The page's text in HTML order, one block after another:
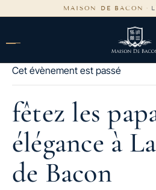
MAISON DE BACON ·
principal
Cet évènement est passé
fêtez les
élégance à
de Bacon